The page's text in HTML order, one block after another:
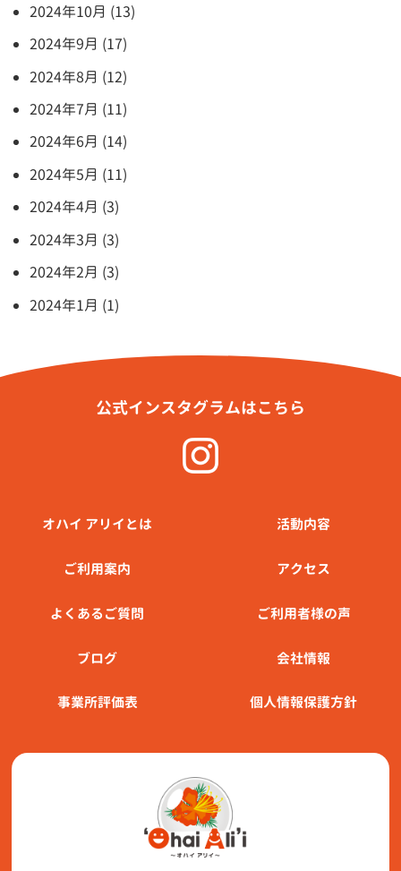
2024年10月 (13)
2024年9月 (17)
2024年8月 (12)
2024年7月 (11)
2024年6月 (14)
2024年5月 (11)
2024年4月 (3)
2024年3月 (3)
2024年2月 (3)
2024年1月 (1)
公式インスタグラムはこちら
オハイ アリイとは 活動内容
ご利⽤案内 アクセス
よくあるご質問 ご利用者様の声
ブログ 会社情報
事業所評価表 個人情報保護方針